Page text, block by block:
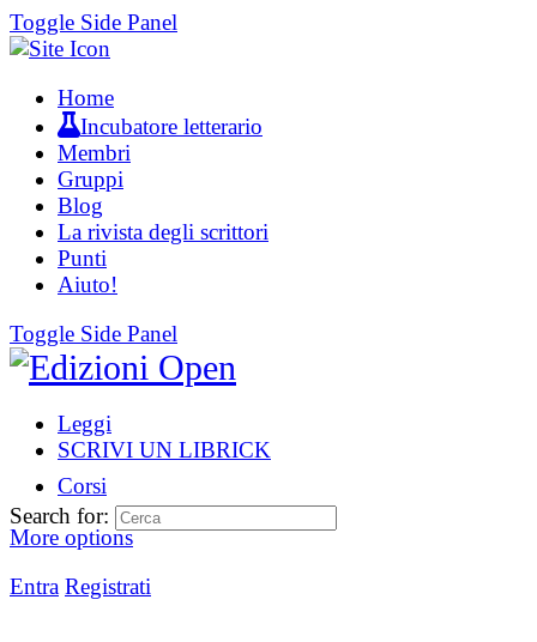
Toggle Side Panel
Home
Incubatore letterario
Membri
Gruppi
Blog
La rivista degli scrittori
Punti
Aiuto!
Toggle Side Panel
Leggi
SCRIVI UN LIBRICK
Corsi
More options
Entra Registrati
Search for: